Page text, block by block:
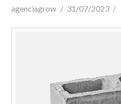
agenciagrow 31/07/2023